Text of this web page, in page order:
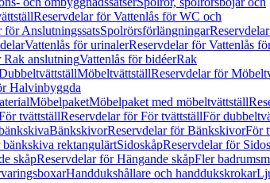
Reservdelar för Vattenlås för WC och
för AnslutningssatsSpolrörsförlängningar
Vattenlås för urinalerReservdelar för Vattenlås
Rak anslutningVattenlås för bidéerRak
MöbeltvättställReservdelar för
Halvinbyggda
MöbelpaketMöbelpaket med möbeltvättställ
tvättställReservdelar för För tvättställFör
BänkskivorReservdelar för BänkskivorFör
rektangulärtSidoskåpReservdelar för
skåpReservdelar för Hängande skåpFler
Handdukshållare och handdukskrokar